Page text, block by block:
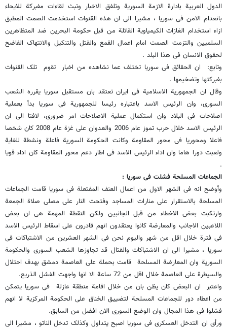
الدول العربیة بادارة الازمة السوریة وتلفق الاخبار وتبث لقاءات مفبرکة للایحاء
بانعدام الامن فی سوریا ، مشیرا الى ان هذه القنوات استخدمت الصمت المطبق
ازاء استخدام الغازات الکیمیاویة القاتلة من قبل حکومة البحرین ضد المتظاهرین
السلمیین والتزمت الصمت امام اعمال القمع والقتل والتنکیل والانتهاک الفاضح
لحقوق الانسان فی هذا البلد .
وتابع: ان الحقائق فی سوریا تختلف عما نشاهده من اخبار تقوم تلک القنوات
بفبرکتها وتضخیمها .
وقال ان الجمهوریة الاسلامیة فی ایران تعتقد بان مستقبل سوریا یقرره الشعب
السوری، وان الرئیس الاسد باعتباره رئیسا للجمهوریة فی سوریا بدأ بعملیة
اصلاحات فی البلاد وان استکمال عملیة الاصلاحات امر ضروری، لافتا الى ان
الرئیس الاسد خلال حرب تموز عام 2006 والعدوان على غزة عام 2008 کان شخصا
فاعلا ومحوریا فی محور المقاومة وکانت الحکومة السوریة فاعلة ونشطة للغایة
ولعبت دورا هاما وان اداء الرئیس الاسد فی اطار دعم محور المقاومة کان اداء قویا
.
الجماعات المسلحة فشلت فی سوریا :
وأوضح انه فی الشهر الاول من اعمال العنف المفتعلة فی سوریا قامت الجماعات
المسلحة بالاستقرار على منارات المساجد وفتحت النار على مصلی صلاة الجمعة
وارتکبت بعض الاخطاء من قبل الجانبین ولکن النقطة المهمة هی ان بعض
اللاعبین الاجانب والمعارضة کانوا یعتقدون انهم قادرون على اسقاط الرئیس الاسد
فی فترة خلال اقل من شهر والیوم نحن فی الشهر العشرین من الاشتباکات فی
سوریا ، مشیرا الى ان الاشتباکات والقتال قد تجاوزها الشعب السوری والحکومة
السوریة وان المعارضة المسلحة قامت بحملة على العاصمة دمشق بهدف احتلال
والسیطرة على العاصمة خلال اقل من 72 ساعة الا انها واجهت الفشل الذریع.
واعتبر ان البعض کان یظن بان من خلال اقامة منطقة عازلة فی سوریا یتمکن
من اعطاء دور للجماعات المسلحة لتضییق الخناق على الحکومة المرکزیة لا انهم
فشلوا فی هذا المجال وان الوضع السوری الان افضل من السابق.
ورأى ان التدخل العسکری فی سوریا اصبح یتداول وکذلک تدخل الناتو ، مشیرا الى